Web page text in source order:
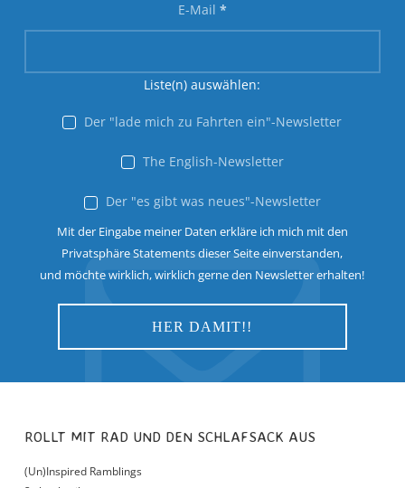
E-Mail *
Liste(n) auswählen:
Der "lade mich zu Fahrten ein"-Newsletter
The English-Newsletter
Der "es gibt was neues"-Newsletter
Mit der Eingabe meiner Daten erkläre ich mich mit den
Privatsphäre Statements dieser Seite einverstanden,
und möchte wirklich, wirklich gerne den Newsletter erhalten!
ROLLT MIT RAD UND DEN SCHLAFSACK AUS
(Un)Inspired Ramblings